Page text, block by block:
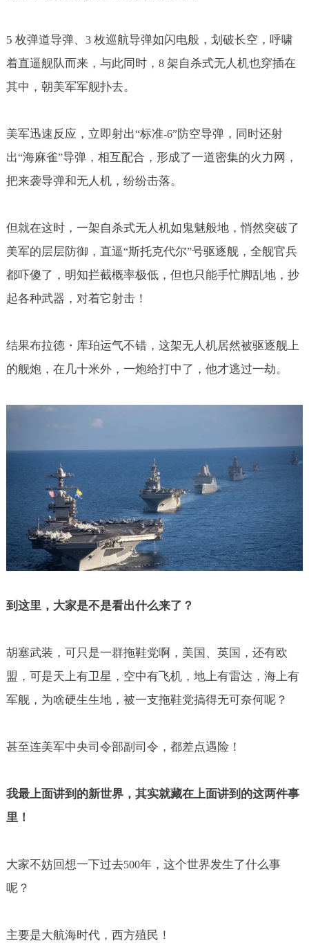
5 枚弹道导弹、 3 枚巡航导弹如闪电般，划破长空，呼啸
着直逼舰队而来，与此同时， 8 架自杀式无人机也穿插在
其中，朝美军军舰扑去。
美军迅速反应，立即射出“标准-6”防空导弹，同时还射
出“海麻雀”导弹，相互配合，形成了一道密集的火力网，
把来袭导弹和无人机，纷纷击落。
但就在这时，一架自杀式无人机如鬼魅般地，悄然突破了
美军的层层防御，直逼“斯托克代尔”号驱逐舰，全舰官兵
都吓傻了，明知拦截概率极低，但也只能手忙脚乱地，抄
起各种武器，对着它射击！
结果布拉德・ 库珀运气不错，这架无人机居然被驱逐舰上
的舰炮，在几十米外，一炮给打中了，他才逃过一劫。
到这里，大家是不是看出什么来了？
胡塞武装，可只是一群拖鞋党啊，美国、英国，还有欧
盟，可是天上有卫星，空中有飞机，地上有雷达，海上有
军舰，为啥硬生生地，被一支拖鞋党搞得无可奈何呢？
甚至连美军中央司令部副司令，都差点遇险！
我最上面讲到的新世界，其实就藏在上面讲到的这两件事
里！
大家不妨回想一下过去500年，这个世界发生了什么事
呢？
主要是大航海时代，西方殖民！